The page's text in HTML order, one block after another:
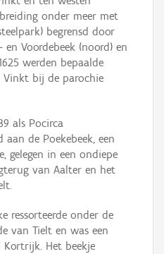
onder meer met
begrensd door
en Voordebeek (noord) en
werden bepaalde
bij de parochie
als Pocirca
de Poekebeek, een
gelegen in een ondiepe
van Aalter en het
ressorteerde onder de
van Tielt en was een
Kortrijk. Het beekje